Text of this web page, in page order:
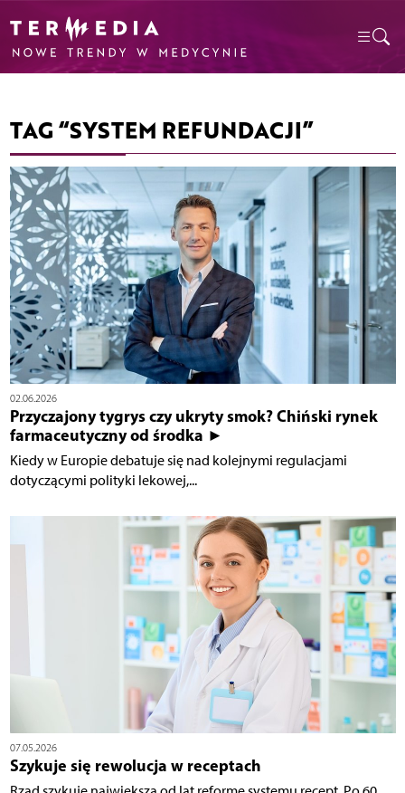
TAG “SYSTEM REFUNDACJI”
02.06.2026
Przyczajony tygrys czy ukryty smok? Chiński rynek
farmaceutyczny od środka ►
Kiedy w Europie debatuje się nad kolejnymi regulacjami
dotyczącymi polityki lekowej,...
07.05.2026
Szykuje się rewolucja w receptach